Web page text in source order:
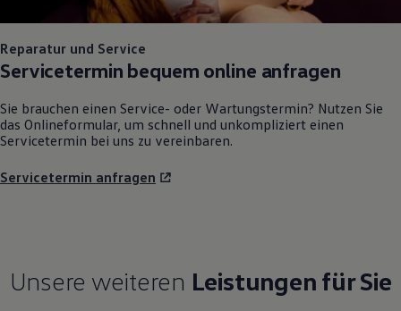
Reparatur und Service
Servicetermin bequem online anfragen
Sie brauchen einen Service- oder Wartungstermin? Nutzen Sie
das Onlineformular, um schnell und unkompliziert einen
Servicetermin bei uns zu vereinbaren.
Servicetermin anfragen
Unsere weiteren Leistungen für Sie